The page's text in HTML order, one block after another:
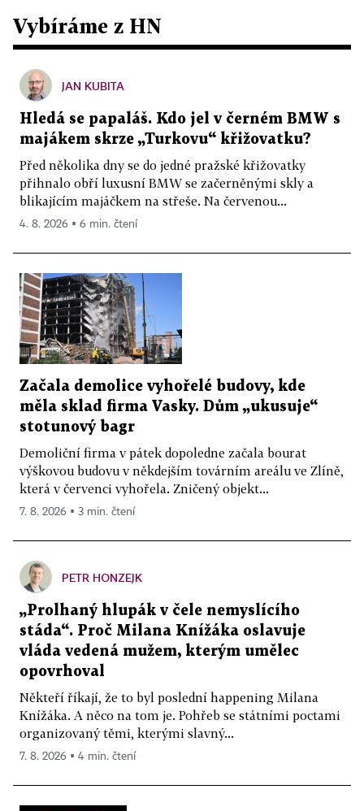
Vybíráme z HN
JAN KUBITA
Hledá se papaláš. Kdo jel v černém BMW s
majákem skrze „Turkovu“ křižovatku?
Před několika dny se do jedné pražské křižovatky
přihnalo obří luxusní BMW se začerněnými skly a
blikajícím majáčkem na střeše. Na červenou...
4. 8. 2026 ▪ 6 min. čtení
Začala demolice vyhořelé budovy, kde
měla sklad firma Vasky. Dům „ukusuje“
stotunový bagr
Demoliční firma v pátek dopoledne začala bourat
výškovou budovu v někdejším továrním areálu ve Zlíně,
která v červenci vyhořela. Zničený objekt...
7. 8. 2026 ▪ 3 min. čtení
PETR HONZEJK
„Prolhaný hlupák v čele nemyslícího
stáda“. Proč Milana Knížáka oslavuje
vláda vedená mužem, kterým umělec
opovrhoval
Někteří říkají, že to byl poslední happening Milana
Knížáka. A něco na tom je. Pohřeb se státními poctami
organizovaný těmi, kterými slavný...
7. 8. 2026 ▪ 4 min. čtení